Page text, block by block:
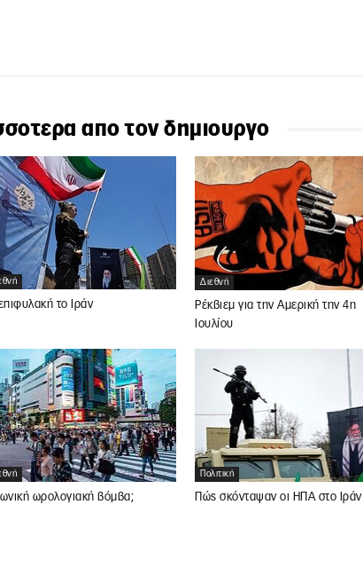
απο τον δημιουργο
το Ιράν
Διεθνή
Ρέκβιεμ για την Αμερική την 4η
Ιουλίου
ωρολογιακή βόμβα;
Πολιτική
Πώς σκόνταψαν οι ΗΠΑ στο Ιράν